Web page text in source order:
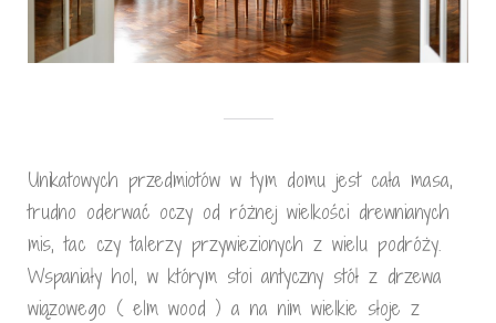
Unikatowych przedmiotów w tym domu jest cała masa,
trudno oderwać oczy od różnej wielkości drewnianych
mis, tac czy talerzy przywiezionych z wielu podróży.
Wspaniały hol, w którym stoi antyczny stół z drzewa
wiązowego ( elm wood ) a na nim wielkie słoje z